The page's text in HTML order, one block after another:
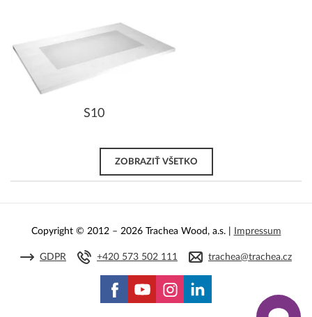
S10
ZOBRAZIŤ VŠETKO
Copyright © 2012 – 2026 Trachea Wood, a.s. | Impressum
GDPR +420 573 502 111 trachea@trachea.cz